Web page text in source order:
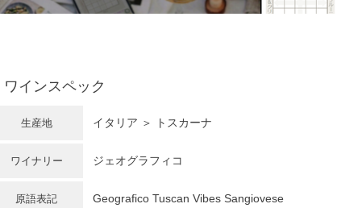
ワインスペック
生産地 イタリア ＞ トスカーナ
ワイナリー ジェオグラフィコ
原語表記 Geografico Tuscan Vibes Sangiovese